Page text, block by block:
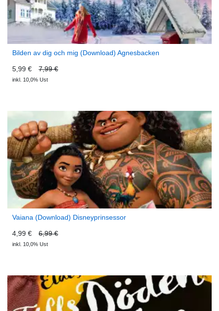
Bilden av dig och mig (Download) Agnesbacken
5,99 € 7,99 €
inkl. 10,0% Ust
Vaiana (Download) Disneyprinsessor
4,99 € 6,99 €
inkl. 10,0% Ust